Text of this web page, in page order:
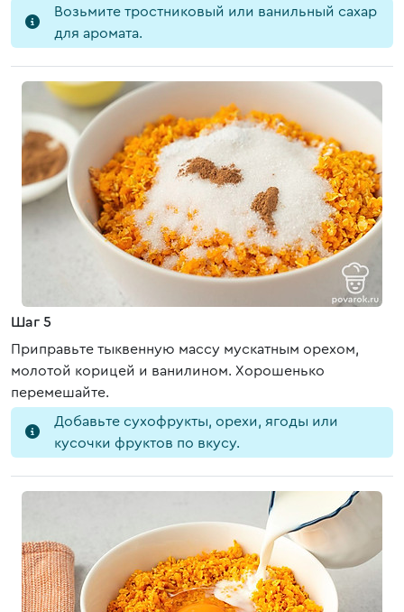
Возьмите тростниковый или ванильный сахар
для аромата.
Шаг 5
Приправьте тыквенную массу мускатным орехом,
молотой корицей и ванилином. Хорошенько
перемешайте.
Добавьте сухофрукты, орехи, ягоды или
кусочки фруктов по вкусу.